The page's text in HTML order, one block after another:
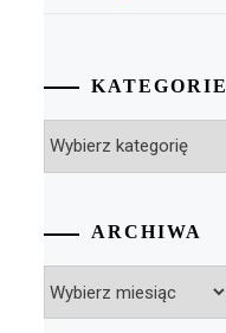
KATEGORIE
ARCHIWA